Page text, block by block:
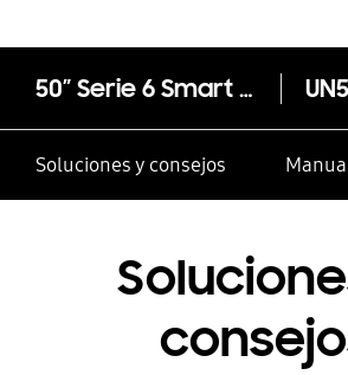
50” Serie 6 Smart TV UHD
Soluciones y consejos